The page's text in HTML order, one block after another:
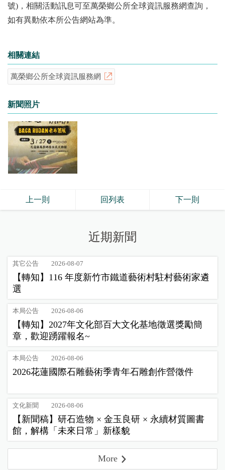
號)，相關活動訊息可至萬榮鄉公所全球資訊服務網查詢，
如有異動依本所公告網站為準。
相關連結
萬榮鄉公所全球資訊服務網
新聞照片
上一則 回列表 下一則
近期新聞
其它公告 2026-08-07
【轉知】116 年度新竹市鐵道藝術村駐村藝術家遴
選
本局公告 2026-08-06
【轉知】2027年文化部百大文化基地徵選獎勵簡
章，歡迎踴躍報名~
本局公告 2026-08-06
2026花蓮國際石雕藝術季青年石雕創作營徵件
文化新聞 2026-08-06
【新聞稿】研石造物 × 金玉良研 × 永續材質圖書
館，解構「未來日常」新樣貌
More